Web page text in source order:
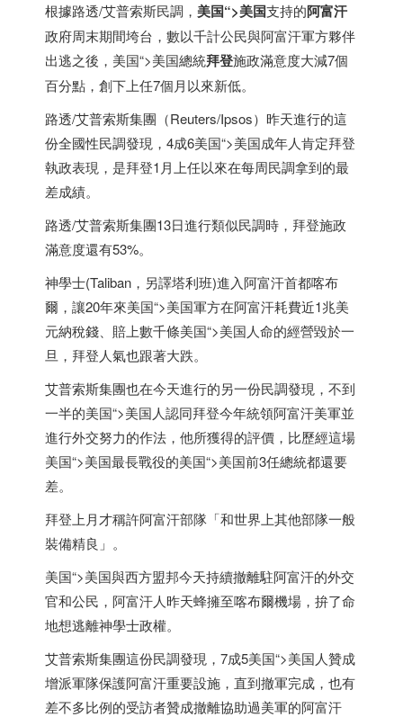
根據路透/艾普索斯民調， 美国“>美国支持的阿富汗
政府周末期間垮台，數以千計公民與阿富汗軍方夥伴
出逃之後， 美国“>美国總統拜登施政滿意度大減7個
百分點，創下上任7個月以來新低。
路透/艾普索斯集團（Reuters/Ipsos）昨天進行的這
份全國性民調發現，4成6美国“>美国成年人肯定拜登
執政表現，是拜登1月上任以來在每周民調拿到的最
差成績。
路透/艾普索斯集團13日進行類似民調時，拜登施政
滿意度還有53%。
神學士(Taliban，另譯塔利班)進入阿富汗首都喀布
爾，讓20年來美国“>美国軍方在阿富汗耗費近1兆美
元納稅錢、賠上數千條美国“>美国人命的經營毀於一
旦，拜登人氣也跟著大跌。
艾普索斯集團也在今天進行的另一份民調發現，不到
一半的美国“>美国人認同拜登今年統領阿富汗美軍並
進行外交努力的作法，他所獲得的評價，比歷經這場
美国“>美国最長戰役的美国“>美国前3任總統都還要
差。
拜登上月才稱許阿富汗部隊「和世界上其他部隊一般
裝備精良」。
美国“>美国與西方盟邦今天持續撤離駐阿富汗的外交
官和公民，阿富汗人昨天蜂擁至喀布爾機場，拚了命
地想逃離神學士政權。
艾普索斯集團這份民調發現，7成5美国“>美国人贊成
增派軍隊保護阿富汗重要設施，直到撤軍完成，也有
差不多比例的受訪者贊成撤離協助過美軍的阿富汗